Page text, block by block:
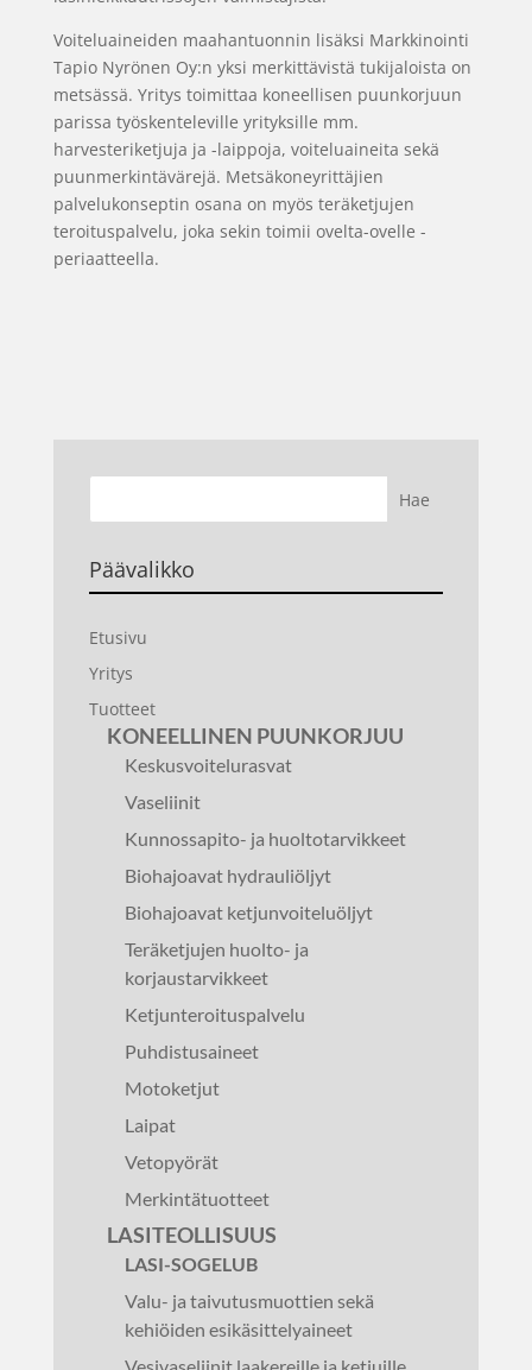
Voiteluaineiden maahantuonnin lisäksi Markkinointi
Tapio Nyrönen Oy:n yksi merkittävistä tukijaloista on
metsässä. Yritys toimittaa koneellisen puunkorjuun
parissa työskenteleville yrityksille mm.
harvesteriketjuja ja -laippoja, voiteluaineita sekä
puunmerkintävärejä. Metsäkoneyrittäjien
palvelukonseptin osana on myös teräketjujen
teroituspalvelu, joka sekin toimii ovelta-ovelle -
periaatteella.
Päävalikko
Etusivu
Yritys
Tuotteet
KONEELLINEN PUUNKORJUU
Keskusvoitelurasvat
Vaseliinit
Kunnossapito- ja huoltotarvikkeet
Biohajoavat hydrauliöljyt
Biohajoavat ketjunvoiteluöljyt
Teräketjujen huolto- ja
korjaustarvikkeet
Ketjunteroituspalvelu
Puhdistusaineet
Motoketjut
Laipat
Vetopyörät
Merkintätuotteet
LASITEOLLISUUS
LASI-SOGELUB
Valu- ja taivutusmuottien sekä
kehiöiden esikäsittelyaineet